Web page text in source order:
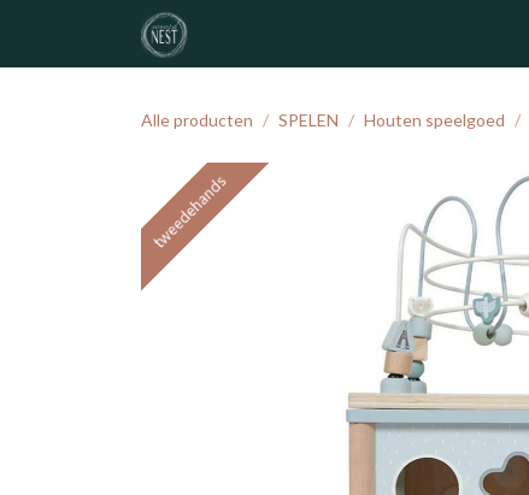
Overslaan naar inhoud
Alle producten SPELEN Houten speelgoed
tweedehands
tweedehands